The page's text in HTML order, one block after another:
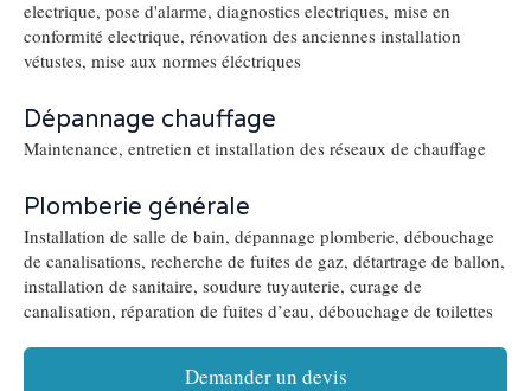
electrique, pose d'alarme, diagnostics electriques, mise en
conformité electrique, rénovation des anciennes installation
vétustes, mise aux normes éléctriques
Dépannage chauffage
Maintenance, entretien et installation des réseaux de chauffage
Plomberie générale
Installation de salle de bain, dépannage plomberie, débouchage
de canalisations, recherche de fuites de gaz, détartrage de ballon,
installation de sanitaire, soudure tuyauterie, curage de
canalisation, réparation de fuites d’eau, débouchage de toilettes
Demander un devis